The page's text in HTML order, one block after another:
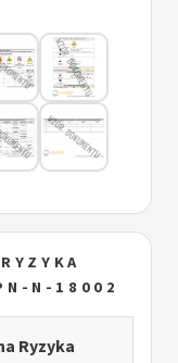
N-18002
Ryzyka